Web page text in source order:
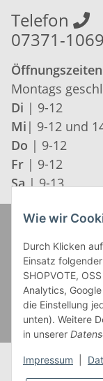
Telefon
07371-
Öffnungszeiten
Montags
Di | 9-12
Mi | 9-12 und
Do | 9-12
Fr | 9-12
Sa | 9-13
Wie wir
Durch Klicken
Einsatz
SHOPVOTE,
Analytics,
die Einstellung
unten). Weitere
in unserer
Impressum